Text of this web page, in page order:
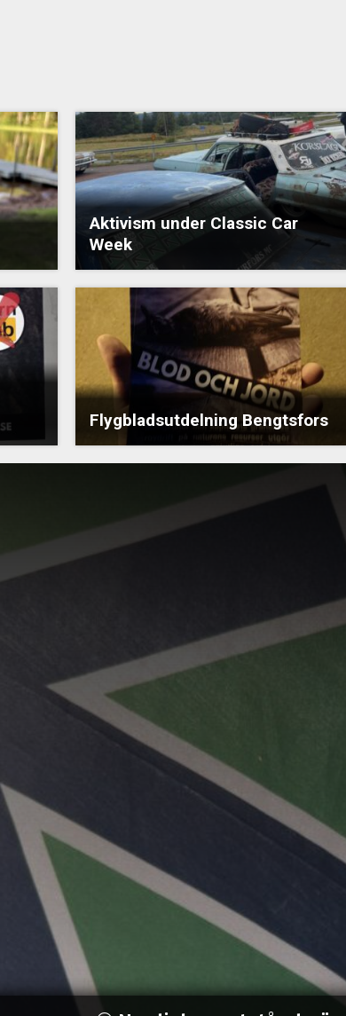
Aktivism under Classic Car
Week
Flygbladsutdelning Bengtsfors